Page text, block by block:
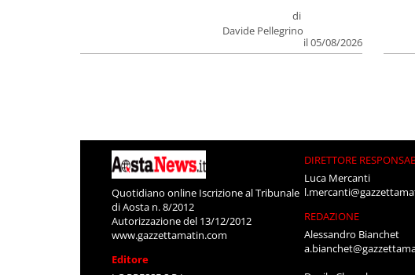
di
Davide Pellegrino
il 05/08/2026
Quotidiano online Iscrizione al Tribunale
di Aosta n. 8/2012
Autorizzazione del 13/12/2012
www.gazzettamatin.com
Editore
DIRETTORE
Luca Mercanti
REDAZIONE
Alessandro Bianchet